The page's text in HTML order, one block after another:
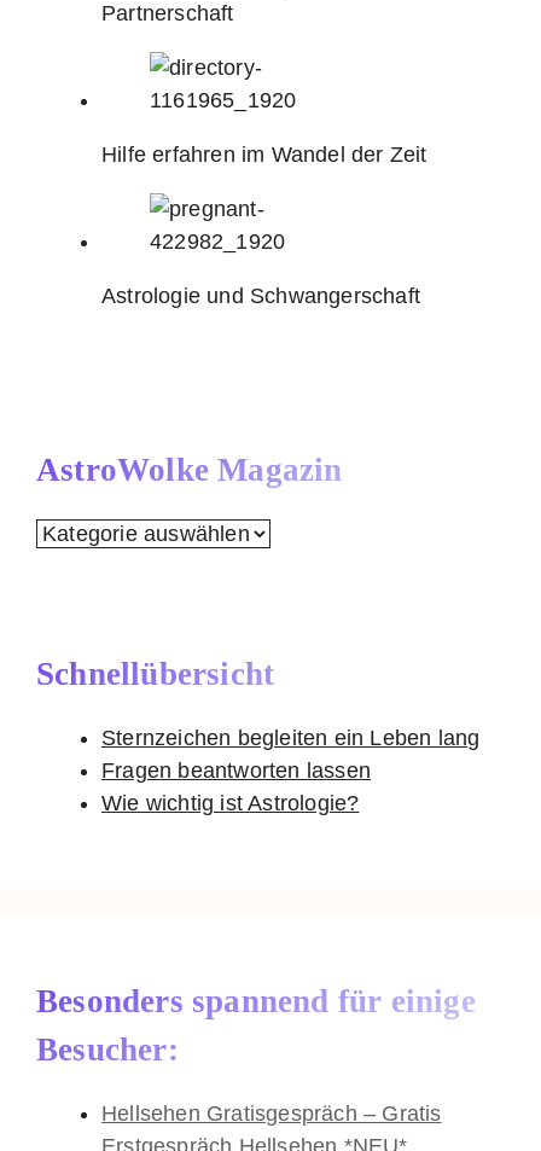
Partnerschaft
Hilfe erfahren im Wandel der Zeit
Astrologie und Schwangerschaft
AstroWolke Magazin
AstroWolke
Schnellübersicht
Sternzeichen begleiten ein Leben lang
Fragen beantworten lassen
Wie wichtig ist Astrologie?
Besonders spannend für einige
Besucher:
Hellsehen Gratisgespräch – Gratis
Erstgespräch Hellsehen *NEU*